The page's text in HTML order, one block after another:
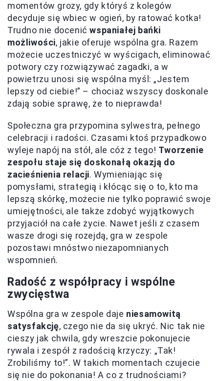
momentów grozy, gdy któryś z kolegów
decyduje się wbiec w ogień, by ratować kotka!
Trudno nie docenićwspaniałej bańki
możliwości, jakie oferuje wspólna gra. Razem
możecie uczestniczyć w wyścigach, eliminować
potwory czy rozwiązywać zagadki, a w
powietrzu unosi się wspólna myśl: „Jestem
lepszy od ciebie!” – chociaż wszyscy doskonale
zdają sobie sprawę, że to nieprawda!
Społeczna gra przypomina sylwestra, pełnego
celebracji i radości. Czasami ktoś przypadkowo
wyleje napój na stół, ale cóż z tego! Tworzenie
zespołu staje się doskonałą okazją do
zacieśnienia relacji. Wymieniając się
pomysłami, strategią i kłócąc się o to, kto ma
lepszą skórkę, możecie nie tylko poprawić swoje
umiejętności, ale także zdobyć wyjątkowych
przyjaciół na całe życie. Nawet jeśli z czasem
wasze drogi się rozejdą, gra w zespole
pozostawi mnóstwo niezapomnianych
wspomnień.
Radość z współpracy i wspólne
zwycięstwa
Wspólna gra w zespole daje niesamowitą
satysfakcję, czego nie da się ukryć. Nic tak nie
cieszy jak chwila, gdy wreszcie pokonujecie
rywala i zespół z radością krzyczy: „Tak!
Zrobiliśmy to!”. W takich momentach czujecie
się nie do pokonania! A co z trudnościami?